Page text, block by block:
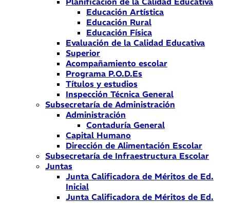
Educación Artística
Educación Rural
Educación Física
Evaluación de la Calidad Educativa
Superior
Acompañamiento escolar
Programa P.O.D.Es
Títulos y estudios
Inspección Técnica General
Subsecretaría de Administración
Administración
Contaduría General
Capital Humano
Dirección de Alimentación Escolar
Subsecretaría de Infraestructura Escolar
Juntas
Junta Calificadora de Méritos de Ed.
Inicial
Junta Calificadora de Méritos de Ed.